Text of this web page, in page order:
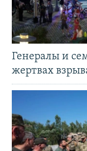
Генералы и
жертвах